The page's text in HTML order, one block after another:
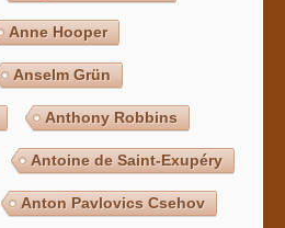
Anne Hooper
Anselm Grün
Anthony Robbins
Antoine de Saint-Exupéry
Anton Pavlovics Csehov